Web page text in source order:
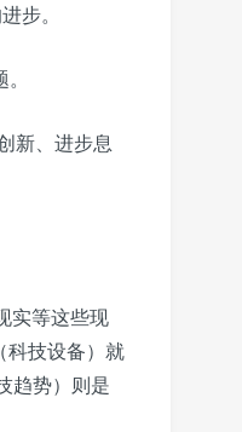
步。
新、进步息
实等这些现
科技设备）就
趋势）则是